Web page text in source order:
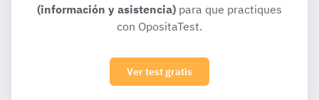
(información y asistencia) para que practiques
con OpositaTest.
Ver test gratis